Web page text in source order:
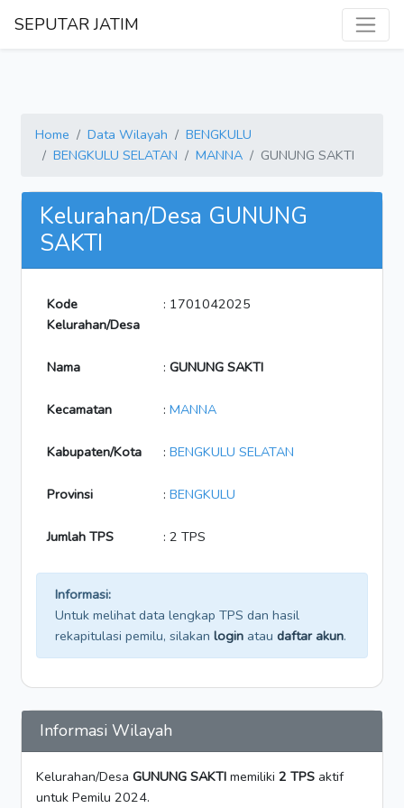
SEPUTAR JATIM
Home Data Wilayah
BENGKULU
BENGKULU SELATAN
MANNA GUNUNG SAKTI
Kelurahan/Desa GUNUNG
SAKTI
Kode
Kelurahan/Desa
: 1701042025
Nama : GUNUNG SAKTI
Kecamatan : MANNA
Kabupaten/Kota : BENGKULU SELATAN
Provinsi : BENGKULU
Jumlah TPS : 2 TPS
Informasi:
Untuk melihat data lengkap TPS dan hasil
rekapitulasi pemilu, silakan login atau daftar akun.
Informasi Wilayah
Kelurahan/Desa GUNUNG SAKTI memiliki 2 TPS aktif
untuk Pemilu 2024.